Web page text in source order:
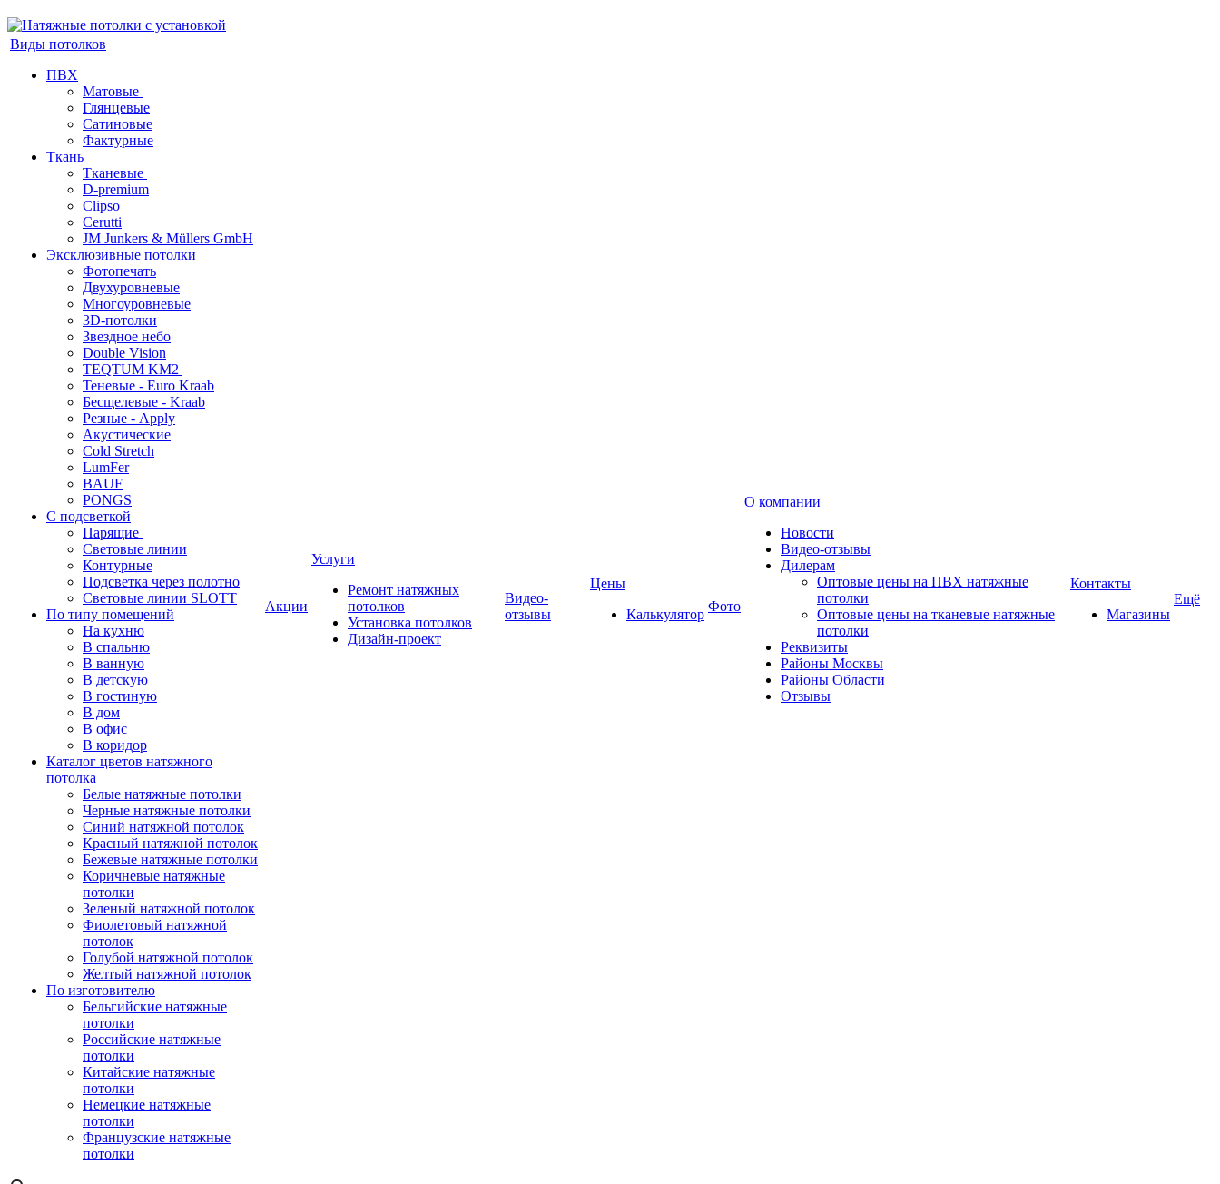
Виды потолков
ПВХ
Матовые
Глянцевые
Сатиновые
Фактурные
Ткань
Тканевые
D-premium
Clipso
Cerutti
JM Junkers & Müllers GmbH
Эксклюзивные потолки
Фотопечать
Двухуровневые
Многоуровневые
3D-потолки
Звездное небо
Double Vision
TEQTUM KM2
Теневые - Euro Kraab
Бесщелевые - Kraab
Резные - Apply
Акустические
Cold Stretch
LumFer
BAUF
PONGS
С подсветкой
Парящие
Световые линии
Контурные
Подсветка через полотно
Световые линии SLOTT
По типу помещений
На кухню
В спальню
В ванную
В детскую
В гостиную
В дом
В офис
В коридор
Каталог цветов натяжного
потолка
Белые натяжные потолки
Черные натяжные потолки
Синий натяжной потолок
Красный натяжной потолок
Бежевые натяжные потолки
Коричневые натяжные
потолки
Зеленый натяжной потолок
Фиолетовый натяжной
потолок
Голубой натяжной потолок
Желтый натяжной потолок
По изготовителю
Бельгийские натяжные
потолки
Российские натяжные
потолки
Китайские натяжные
потолки
Немецкие натяжные
потолки
Французские натяжные
потолки
Акции
Услуги
Ремонт натяжных
потолков
Установка потолков
Дизайн-проект
Видео-
отзывы
Цены
Калькулятор
Фото
О компании
Новости
Видео-отзывы
Дилерам
Оптовые цены на ПВХ натяжные
потолки
Оптовые цены на тканевые натяжные
потолки
Реквизиты
Районы Москвы
Районы Области
Отзывы
Контакты
Магазины
Ещё